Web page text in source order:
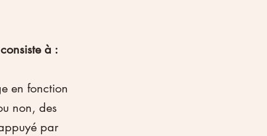
à :
en fonction
non, des
par